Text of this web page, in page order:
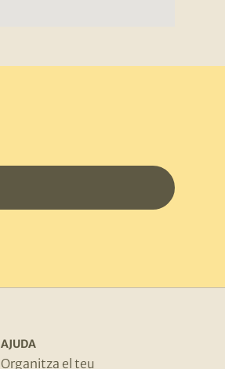
AJUDA
Organitza el teu